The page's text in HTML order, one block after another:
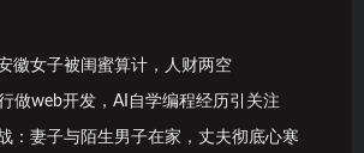
徽女子被闺蜜算计，人财两空
做web开发，AI自学编程经历引关注
：妻子与陌生男子在家，丈夫彻底心寒